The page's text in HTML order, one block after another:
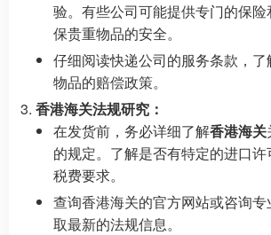
验。有些公司可能提供专门的保
保贵重物品的安全。
仔细阅读快递公司的服务条款，
物品的赔偿政策。
香港海关法规研究：
在发货前，务必详细了解香港海关
的规定。了解是否有特定的进口
税费要求。
查询香港海关的官方网站或咨询
取最新的法规信息。